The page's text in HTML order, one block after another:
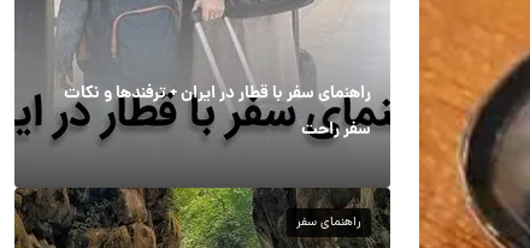
راهنمای سفر با قطار در ایران + ترفندها و نکات
سفر راحت
راهنمای سفر